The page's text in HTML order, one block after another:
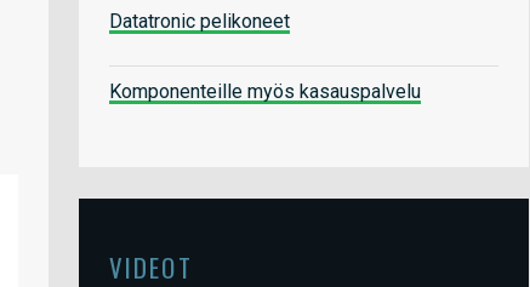
Datatronic pelikoneet
Komponenteille myös kasauspalvelu
VIDEOT